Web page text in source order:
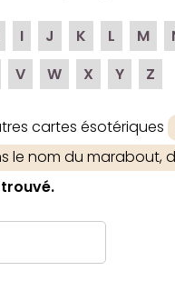
I J K L M
V W X Y Z
cartes ésotériques
le nom du marabout,